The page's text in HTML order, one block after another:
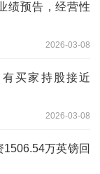
绩预告，经营性
2026-03-08
买家持股接近
2026-03-08
万英镑回